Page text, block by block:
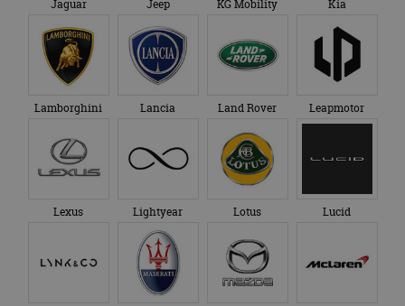
Jaguar Jeep KG Mobility Kia
Lamborghini Lancia Land Rover Leapmotor
Lexus Lightyear Lotus Lucid